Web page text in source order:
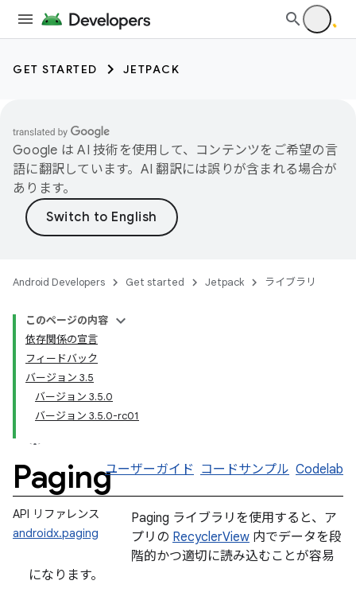
GET STARTED JETPACK
Google は AI 技術を使用して、コンテンツをご希望の言
語に翻訳しています。AI 翻訳には誤りが含まれる場合が
あります。
Android Developers Get started Jetpack ライブラリ
このページの内容
依存関係の宣言
フィードバック
バージョン 3.5
バージョン 3.5.0
バージョン 3.5.0-rc01
Pagingユーザーガイド コードサンプル Codelab
API リファレンス
androidx.paging
Paging ライブラリを使用すると、ア
プリの RecyclerView 内でデータを段
階的かつ適切に読み込むことが容易
になります。